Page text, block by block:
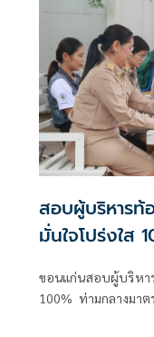
สอบผู้บริหาร
มั่นใจโปร่งใส
ขอนแก่นสอบผู้บริหา
100% ท่ามกลางมาต